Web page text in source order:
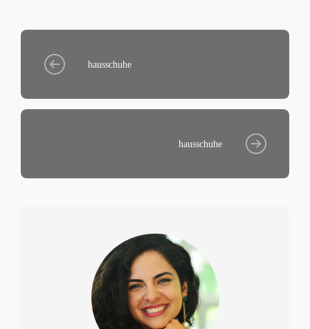
hausschuhe
hausschuhe